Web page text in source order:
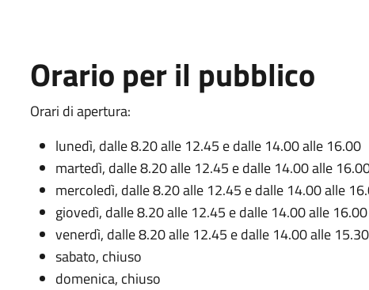
Orario per il pubblico
Orari di apertura:
lunedì, dalle 8.20 alle 12.45 e dalle 14.00 alle 16.00
martedì, dalle 8.20 alle 12.45 e dalle 14.00 alle
mercoledì, dalle 8.20 alle 12.45 e dalle 14.00 alle
giovedì, dalle 8.20 alle 12.45 e dalle 14.00 alle 16.00
venerdì, dalle 8.20 alle 12.45 e dalle 14.00 alle 15.30
sabato, chiuso
domenica, chiuso